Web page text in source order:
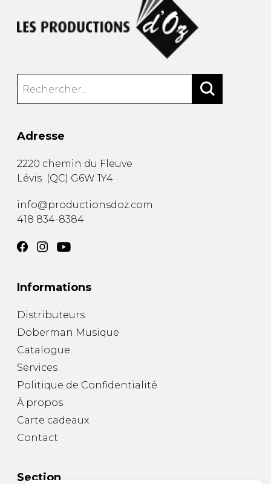
Adresse
2220 chemin du Fleuve
Lévis (QC) G6W 1Y4
info@productionsdoz.com
418 834-8384
Informations
Distributeurs
Doberman Musique
Catalogue
Services
Politique de Confidentialité
À propos
Carte cadeaux
Contact
Section